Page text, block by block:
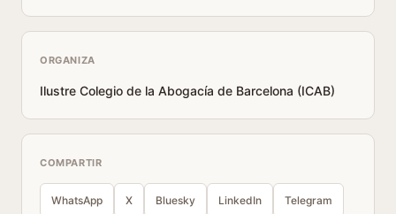
ORGANIZA
Ilustre Colegio de la Abogacía de Barcelona (ICAB)
COMPARTIR
WhatsApp X Bluesky LinkedIn Telegram